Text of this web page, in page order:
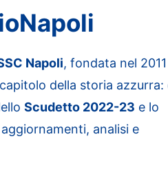
Napoli, fondata nel
della storia azzurra:
Scudetto 2022-23 e lo
analisi e